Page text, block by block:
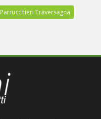
Parrucchieri Traversagna